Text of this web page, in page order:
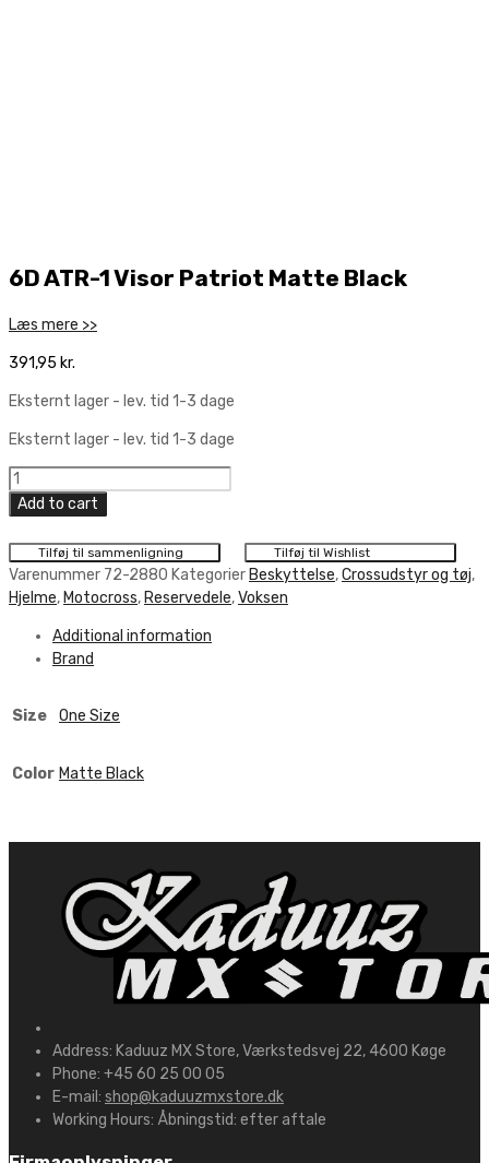
6D ATR-1 Visor Patriot Matte Black
Læs mere >>
391,95 kr.
Eksternt lager - lev. tid 1-3 dage
Eksternt lager - lev. tid 1-3 dage
6D
ATR-
1
Visor
Patriot
Matte
quantity
Add to cart
Tilføj til sammenligning Tilføj til Wishlist
Varenummer 72-2880 Kategorier Beskyttelse,Crossudstyr og tøj,
Hjelme, Motocross, Reservedele,Voksen
Additional information
Brand
Size One Size
Color Matte Black
Address: Kaduuz MX Store, Værkstedsvej 22, 4600 Køge
Phone: +45 60 25 00 05
E-mail: shop@kaduuzmxstore.dk
Working Hours: Åbningstid: efter aftale